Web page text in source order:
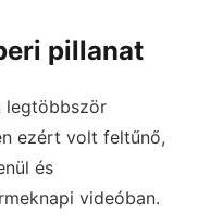
pillanat
legtöbbször
ezért volt feltűnő,
és
videóban.